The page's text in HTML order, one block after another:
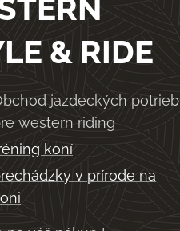
& RIDE
jazdeckých potrieb
western riding
koní
v prírode na